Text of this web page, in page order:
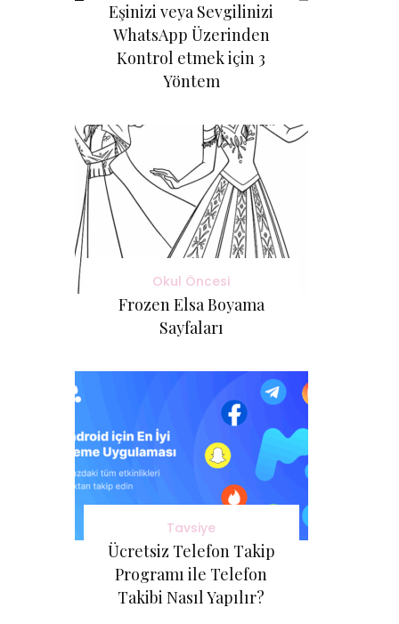
Eşinizi veya Sevgilinizi
WhatsApp Üzerinden
Kontrol etmek için 3
Yöntem
Okul Öncesi
Frozen Elsa Boyama
Sayfaları
Tavsiye
Ücretsiz Telefon Takip
Programı ile Telefon
Takibi Nasıl Yapılır?